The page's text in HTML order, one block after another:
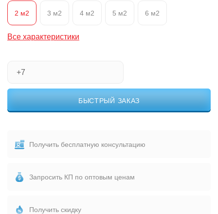
2 м2 3 м2 4 м2 5 м2 6 м2
Все характеристики
БЫСТРЫЙ ЗАКАЗ
Получить бесплатную консультацию
Запросить КП по оптовым ценам
Получить скидку